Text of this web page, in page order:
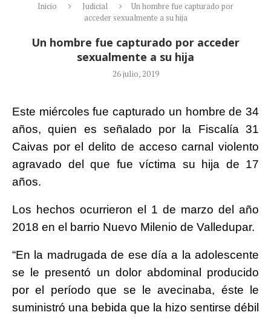
Inicio Judicial
Un hombre fue capturado por
acceder sexualmente a su hija
Un hombre fue capturado por acceder
sexualmente a su hija
26 julio, 2019
Este miércoles fue capturado un hombre de 34
años, quien es señalado por la Fiscalía 31
Caivas por el delito de acceso carnal violento
agravado del que fue víctima su hija de 17
años.
Los hechos ocurrieron el 1 de marzo del año
2018 en el barrio Nuevo Milenio de Valledupar.
“En la madrugada de ese día a la adolescente
se le presentó un dolor abdominal producido
por el período que se le avecinaba, éste le
suministró una bebida que la hizo sentirse débil